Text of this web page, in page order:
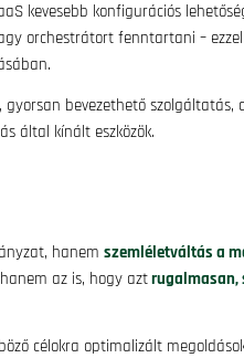
kevesebb konfigurációs
orchestrátort fenntartani –
bevezethető
által kínált eszközök.
hanem szemléletváltás a
az is, hogy aztrugalmasan,
célokra optimalizált